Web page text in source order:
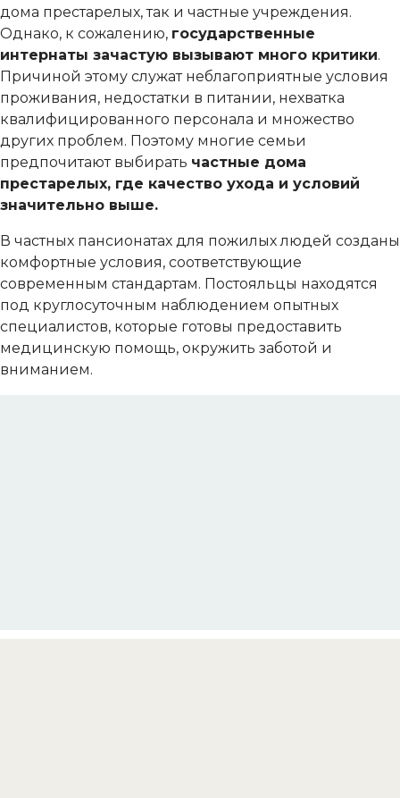
дома престарелых, так и частные учреждения.
Однако, к сожалению, государственные
интернаты зачастую вызывают много критики.
Причиной этому служат неблагоприятные условия
проживания, недостатки в питании, нехватка
квалифицированного персонала и множество
других проблем. Поэтому многие семьи
предпочитают выбирать частные дома
престарелых, где качество ухода и условий
значительно выше.
В частных пансионатах для пожилых людей созданы
комфортные условия, соответствующие
современным стандартам. Постояльцы находятся
под круглосуточным наблюдением опытных
специалистов, которые готовы предоставить
медицинскую помощь, окружить заботой и
вниманием.